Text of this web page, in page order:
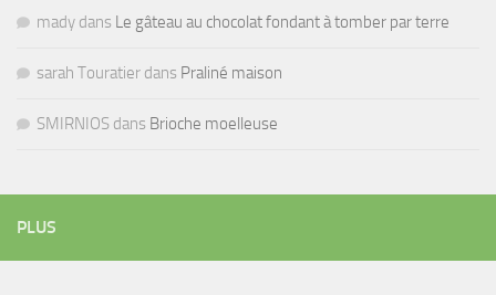
mady dans Le gâteau au chocolat fondant à tomber par terre
sarah Touratier dans Praliné maison
SMIRNIOS dans Brioche moelleuse
PLUS